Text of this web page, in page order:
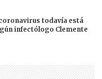
todavía está
infectólogo Clemente